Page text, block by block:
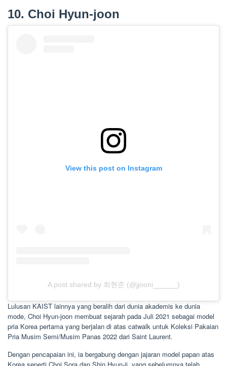
10. Choi Hyun-joon
View this post on Instagram
A post shared by 최현준 (@jjooni______)
Lulusan KAIST lainnya yang beralih dari dunia akademis ke dunia
mode, Choi Hyun-joon membuat sejarah pada Juli 2021 sebagai model
pria Korea pertama yang berjalan di atas catwalk untuk Koleksi Pakaian
Pria Musim Semi/Musim Panas 2022 dari Saint Laurent.
Dengan pencapaian ini, ia bergabung dengan jajaran model papan atas